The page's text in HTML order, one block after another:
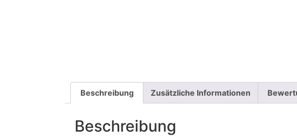
Beschreibung Zusätzliche Informationen
Beschreibung